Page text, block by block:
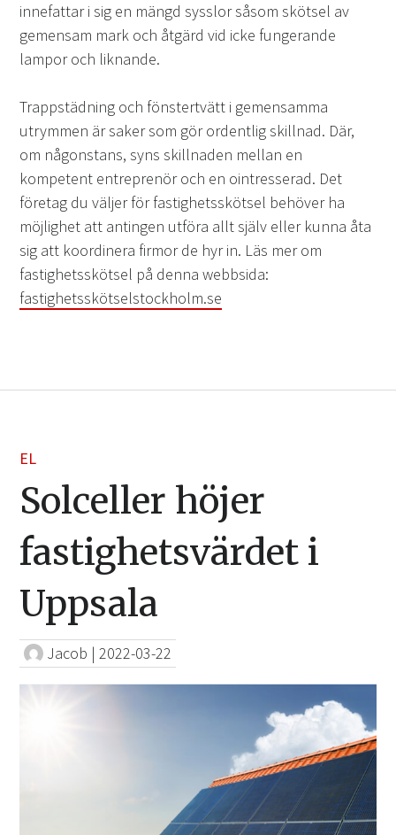
innefattar i sig en mängd sysslor såsom skötsel av
gemensam mark och åtgärd vid icke fungerande
lampor och liknande.
Trappstädning och fönstertvätt i gemensamma
utrymmen är saker som gör ordentlig skillnad. Där,
om någonstans, syns skillnaden mellan en
kompetent entreprenör och en ointresserad. Det
företag du väljer för fastighetsskötsel behöver ha
möjlighet att antingen utföra allt själv eller kunna åta
sig att koordinera firmor de hyr in. Läs mer om
fastighetsskötsel på denna webbsida:
fastighetsskötselstockholm.se
EL
Solceller höjer
fastighetsvärdet i
Uppsala
Jacob |2022-03-22